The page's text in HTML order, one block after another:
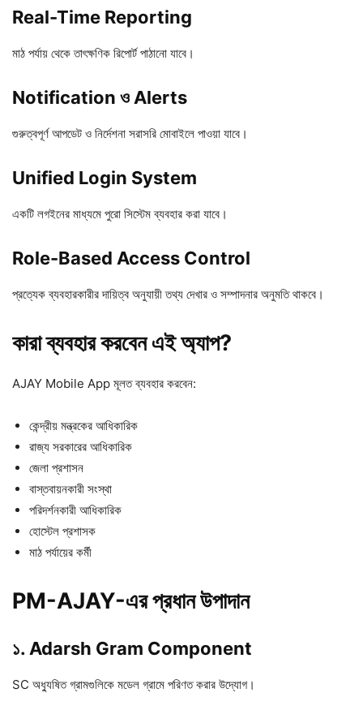
Real-Time Reporting
মাঠ পর্যায় থেকে তাৎক্ষণিক রিপোর্ট পাঠানো যাবে।
Notification ও Alerts
গুরুত্বপূর্ণ আপডেট ও নির্দেশনা সরাসরি মোবাইলে পাওয়া যাবে।
Unified Login System
একটি লগইনের মাধ্যমে পুরো সিস্টেম ব্যবহার করা যাবে।
Role-Based Access Control
প্রত্যেক ব্যবহারকারীর দায়িত্ব অনুযায়ী তথ্য দেখার ও সম্পাদনার অনুমতি থাকবে।
কারা ব্যবহার করবেন এই অ্যাপ?
AJAY Mobile App মূলত ব্যবহার করবেন:
কেন্দ্রীয় মন্ত্রকের আধিকারিক
রাজ্য সরকারের আধিকারিক
জেলা প্রশাসন
বাস্তবায়নকারী সংস্থা
পরিদর্শনকারী আধিকারিক
হোস্টেল প্রশাসক
মাঠ পর্যায়ের কর্মী
PM-AJAY-এর প্রধান উপাদান
১. Adarsh Gram Component
SC অধ্যুষিত গ্রামগুলিকে মডেল গ্রামে পরিণত করার উদ্যোগ।